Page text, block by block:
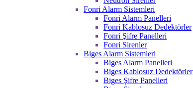
Fonri Alarm Sistemleri
Fonri Alarm Panelleri
Fonri Kablosuz Dedektörler
Fonri Şifre Panelleri
Fonri Sirenler
Biges Alarm Sistemleri
Biges Alarm Panelleri
Biges Kablosuz Dedektörler
Biges Şifre Panelleri